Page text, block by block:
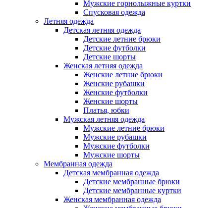
Мужские горнолыжные куртки
Спусковая одежда
Летняя одежда
Детская летняя одежда
Детские летние брюки
Детские футболки
Детские шорты
Женская летняя одежда
Женские летние брюки
Женские рубашки
Женские футболки
Женские шорты
Платья, юбки
Мужская летняя одежда
Мужские летние брюки
Мужские рубашки
Мужские футболки
Мужские шорты
Мембранная одежда
Детская мембранная одежда
Детские мембранные брюки
Детские мембранные куртки
Женская мембранная одежда